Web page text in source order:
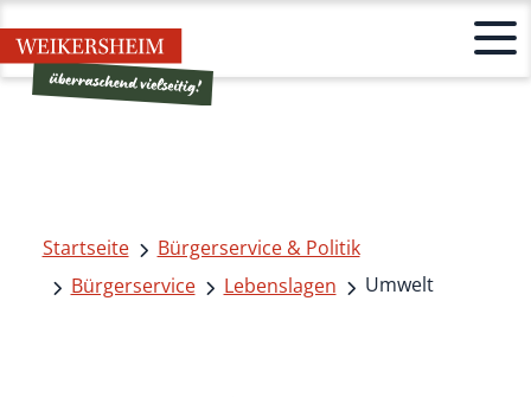
Startseite
Bürgerservice & Politik
Bürgerservice
Lebenslagen Umwelt